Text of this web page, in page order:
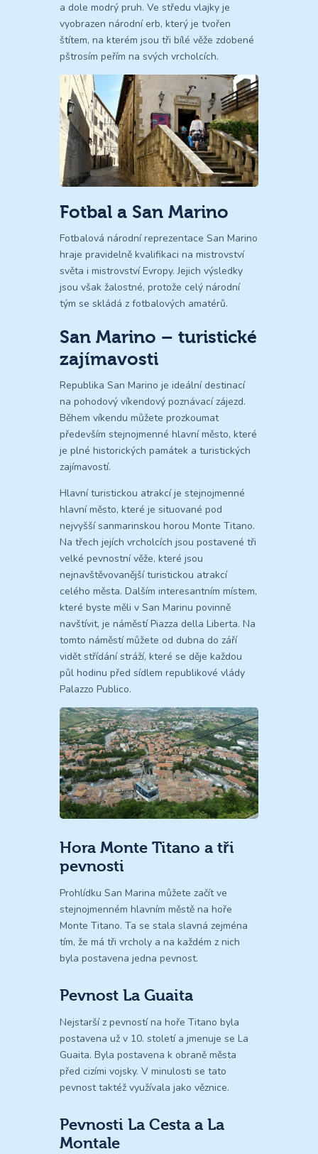
a dole modrý pruh. Ve středu vlajky je
vyobrazen národní erb, který je tvořen
štítem, na kterém jsou tři bílé věže zdobené
pštrosím peřím na svých vrcholcích.
Fotbal a San Marino
Fotbalová národní reprezentace San Marino
hraje pravidelně kvalifikaci na mistrovství
světa i mistrovství Evropy. Jejich výsledky
jsou však žalostné, protože celý národní
tým se skládá z fotbalových amatérů.
San Marino – turistické
zajímavosti
Republika San Marino je ideální destinací
na pohodový víkendový poznávací zájezd.
Během víkendu můžete prozkoumat
především stejnojmenné hlavní město, které
je plné historických památek a turistických
zajímavostí.
Hlavní turistickou atrakcí je stejnojmenné
hlavní město, které je situované pod
nejvyšší sanmarinskou horou Monte Titano.
Na třech jejích vrcholcích jsou postavené tři
velké pevnostní věže, které jsou
nejnavštěvovanější turistickou atrakcí
celého města. Dalším interesantním místem,
které byste měli v San Marinu povinně
navštívit, je náměstí Piazza della Liberta. Na
tomto náměstí můžete od dubna do září
vidět střídání stráží, které se děje každou
půl hodinu před sídlem republikové vlády
Palazzo Publico.
Hora Monte Titano a tři
pevnosti
Prohlídku San Marina můžete začít ve
stejnojmenném hlavním městě na hoře
Monte Titano. Ta se stala slavná zejména
tím, že má tři vrcholy a na každém z nich
byla postavena jedna pevnost.
Pevnost La Guaita
Nejstarší z pevností na hoře Titano byla
postavena už v 10. století a jmenuje se La
Guaita. Byla postavena k obraně města
před cizími vojsky. V minulosti se tato
pevnost taktéž využívala jako věznice.
Pevnosti La Cesta a La
Montale